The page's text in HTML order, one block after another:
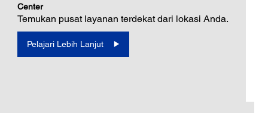
Center
Temukan pusat layanan terdekat dari lokasi Anda.
Pelajari Lebih Lanjut